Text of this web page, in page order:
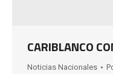
CARIBLANCO
Noticias Nacionales